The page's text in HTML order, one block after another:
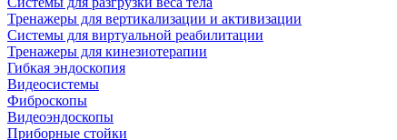
Тренажеры для вертикализации и активизации
Системы для виртуальной реабилитации
Тренажеры для кинезиотерапии
Гибкая эндоскопия
Видеосистемы
Фиброскопы
Видеоэндоскопы
Приборные стойки